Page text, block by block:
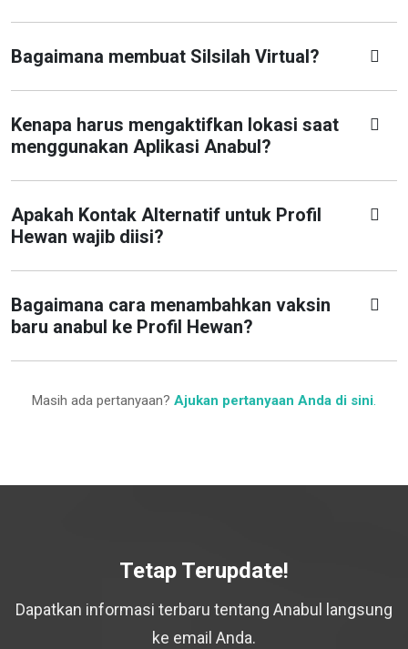
Bagaimana membuat Silsilah Virtual?
Kenapa harus mengaktifkan lokasi saat
menggunakan Aplikasi Anabul?
Apakah Kontak Alternatif untuk Profil
Hewan wajib diisi?
Bagaimana cara menambahkan vaksin
baru anabul ke Profil Hewan?
Masih ada pertanyaan? Ajukan pertanyaan Anda di sini.
Tetap Terupdate!
Dapatkan informasi terbaru tentang Anabul langsung
ke email Anda.